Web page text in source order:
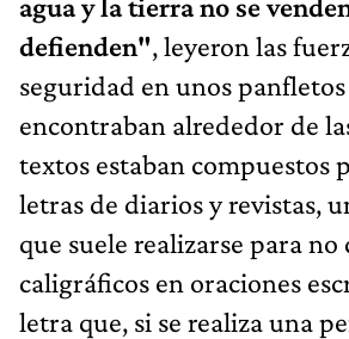
agua y la tierra no se
defienden", leyeron las
seguridad en unos panfletos
encontraban alrededor de
textos estaban compuestos
letras de diarios y revistas,
que suele realizarse para
caligráficos en oraciones
letra que, si se realiza una